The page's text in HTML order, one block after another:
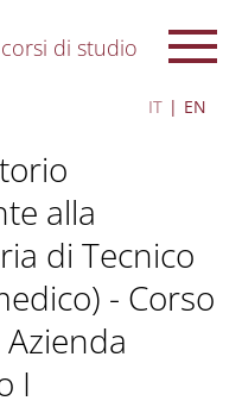
di studio
IT EN
alla
di Tecnico
- Corso
I